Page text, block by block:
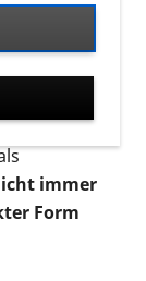
Videos zu
werden in
Variante
immer
Form